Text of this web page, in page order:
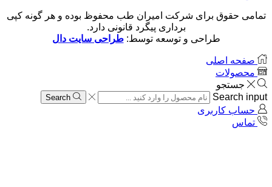
تمامی حقوق برای شرکت امیران طب محفوظ بوده و هر گونه کپی
برداری پیگرد قانونی دارد.
طراحی و توسعه توسط:طراحی سایت دال
صفحه اصلی
محصولات
جستجو
Search input
Search
حساب کاربری
تماس